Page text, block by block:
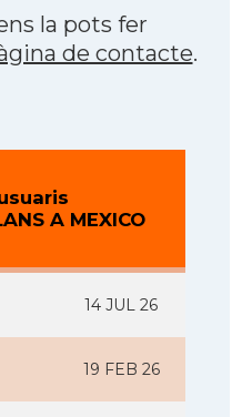
la pots fer
de contacte.
A MEXICO
14 JUL 26
19 FEB 26